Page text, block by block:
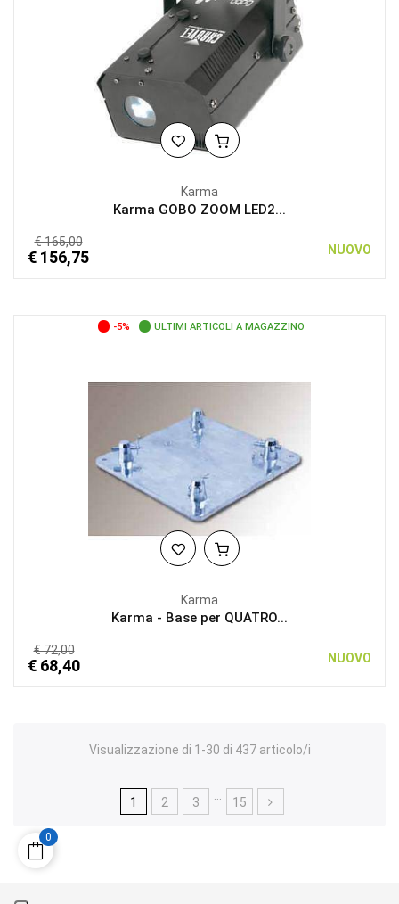
Karma
Karma GOBO ZOOM LED2...
€ 165,00
€ 156,75 NUOVO
-5% ULTIMI ARTICOLI A MAGAZZINO
Karma
Karma - Base per QUATRO...
€ 72,00
€ 68,40 NUOVO
Visualizzazione di 1-30 di 437 articolo/i
1 2 3 15
0